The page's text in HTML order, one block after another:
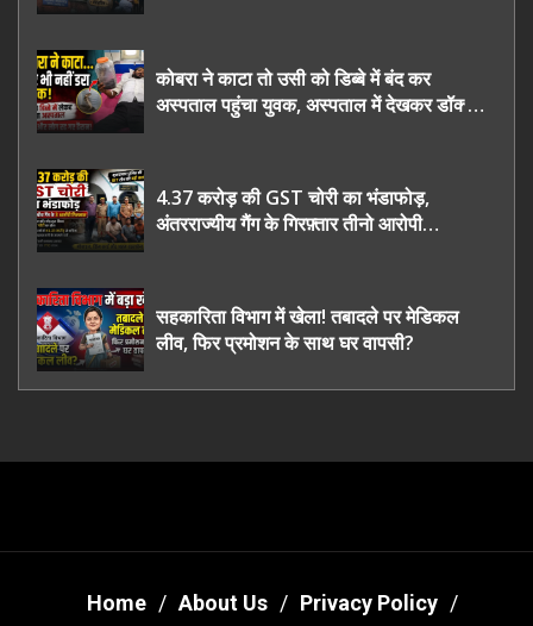
कोबरा ने काटा तो उसी को डिब्बे में बंद कर
अस्पताल पहुंचा युवक, अस्पताल में देखकर डॉक्टर
4.37 करोड़ की GST चोरी का भंडाफोड़,
अंतरराज्यीय गैंग के गिरफ़्तार तीनो आरोपी
सहकारिता विभाग में खेला! तबादले पर मेडिकल
लीव, फिर प्रमोशन के साथ घर वापसी?
Home About Us Privacy Policy